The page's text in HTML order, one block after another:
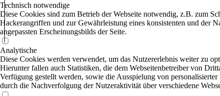
Technisch notwendige
Diese Cookies sind zum Betrieb der Webseite notwendig, z.B. zum
Hackerangriffen und zur Gewährleistung eines konsistenten und der
angepassten Erscheinungsbilds der Seite.
Analytische
Diese Cookies werden verwendet, um das Nutzererlebnis weiter zu
Hierunter fallen auch Statistiken, die dem Webseitenbetreiber von
Verfügung gestellt werden, sowie die Ausspielung von personalisierter
durch die Nachverfolgung der Nutzeraktivität über verschiedene